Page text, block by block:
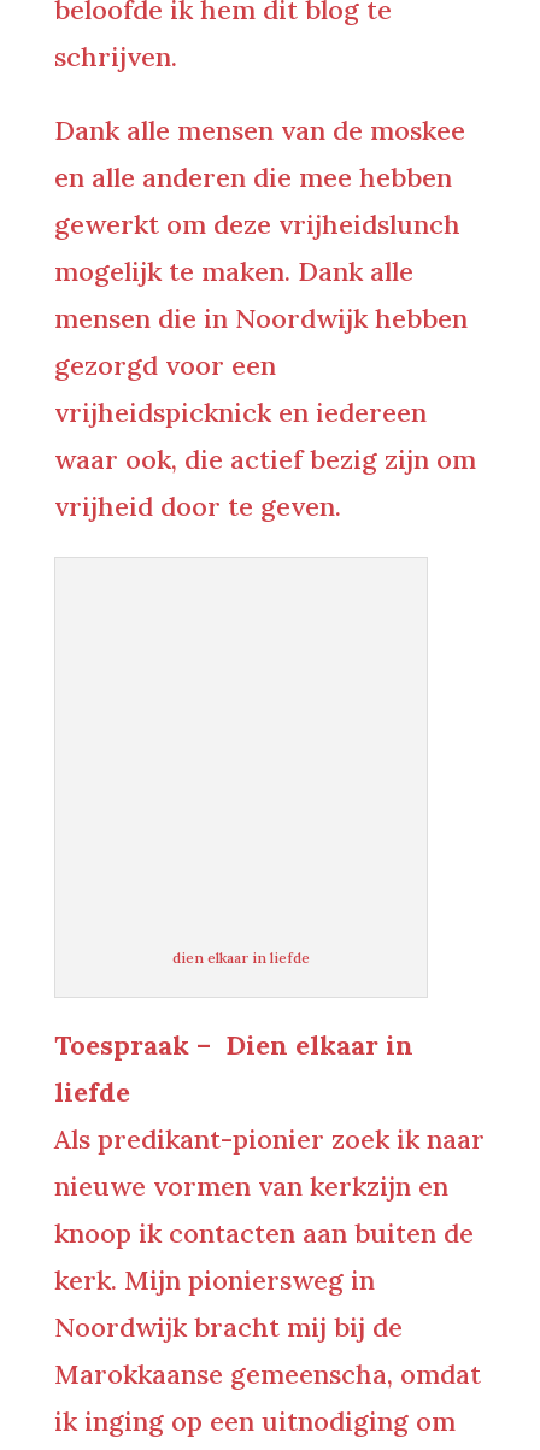
beloofde ik hem dit blog te
schrijven.
Dank alle mensen van de moskee
en alle anderen die mee hebben
gewerkt om deze vrijheidslunch
mogelijk te maken. Dank alle
mensen die in Noordwijk hebben
gezorgd voor een
vrijheidspicknick en iedereen
waar ook, die actief bezig zijn om
vrijheid door te geven.
dien elkaar in liefde
Toespraak – Dien elkaar in
liefde
Als predikant-pionier zoek ik naar
nieuwe vormen van kerkzijn en
knoop ik contacten aan buiten de
kerk. Mijn pioniersweg in
Noordwijk bracht mij bij de
Marokkaanse gemeenscha, omdat
ik inging op een uitnodiging om